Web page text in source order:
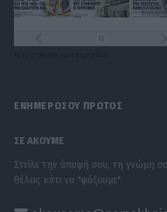
ΕΝΗΜΕΡΩΣΟΥ ΠΡΩΤΟΣ
ΣΕ ΑΚΟΥΜΕ
Στείλε την άποψή σου, τη γνώμη
θέλεις κάτι να "ψάξουμε".